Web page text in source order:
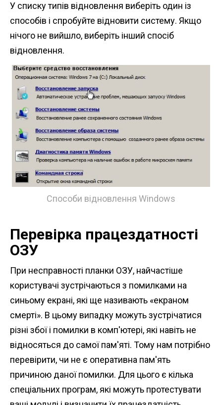
У списку типів відновлення виберіть один із
способів і спробуйте відновити систему. Якщо
нічого не вийшло, виберіть інший спосіб
відновлення.
Способи відновлення Windows
Перевірка працездатності
ОЗУ
При несправності планки ОЗУ, найчастіше
користувачі зустрічаються з помилками на
синьому екрані, які ще називають «екраном
смерті». В цьому випадку можуть зустрічатися
різні збої і помилки в комп'ютері, які навіть не
відносяться до самої пам'яті. Тому нам потрібно
перевірити, чи не є оперативна пам'ять
причиною даної помилки. Для цього є кілька
спеціальних програм, які можуть протестувати